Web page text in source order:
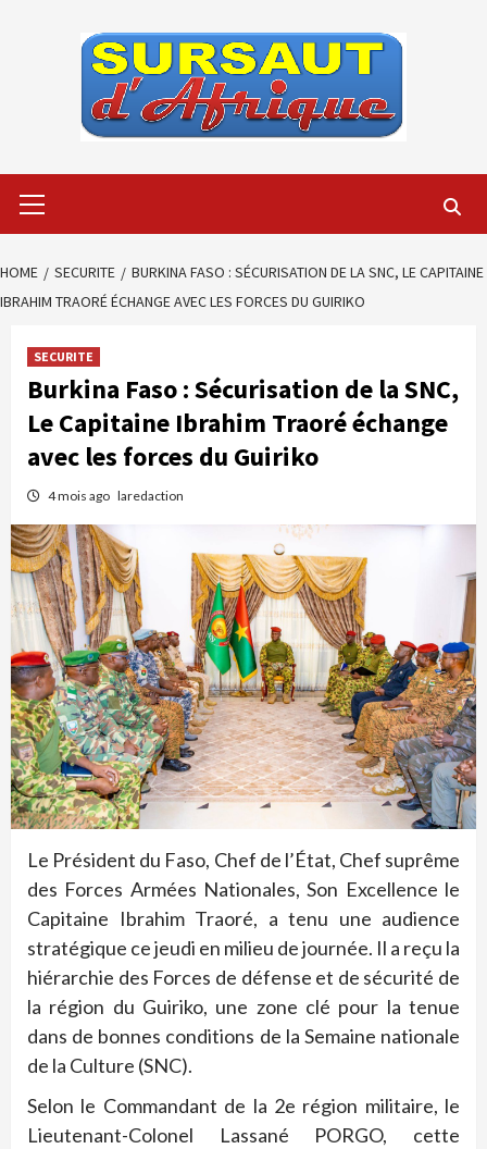
Menu
HOME SECURITE
BURKINA FASO : SÉCURISATION DE LA SNC, LE CAPITAINE
IBRAHIM TRAORÉ ÉCHANGE AVEC LES FORCES DU GUIRIKO
SECURITE
Burkina Faso : Sécurisation de la SNC,
Le Capitaine Ibrahim Traoré échange
avec les forces du Guiriko
4 mois ago laredaction
Le Président du Faso, Chef de l’État, Chef suprême
des Forces Armées Nationales, Son Excellence le
Capitaine Ibrahim Traoré, a tenu une audience
stratégique ce jeudi en milieu de journée. Il a reçu la
hiérarchie des Forces de défense et de sécurité de
la région du Guiriko, une zone clé pour la tenue
dans de bonnes conditions de la Semaine nationale
de la Culture (SNC).
Selon le Commandant de la 2e région militaire, le
Lieutenant-Colonel Lassané PORGO, cette